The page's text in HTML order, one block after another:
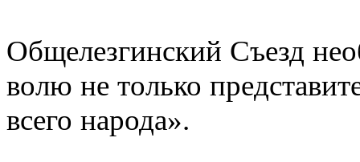
Общелезгинский Съезд
волю не только
всего народа».